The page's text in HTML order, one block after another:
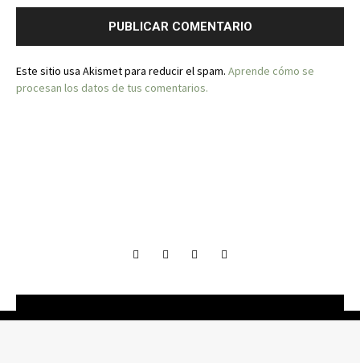
Este sitio usa Akismet para reducir el spam. Aprende cómo se
procesan los datos de tus comentarios.